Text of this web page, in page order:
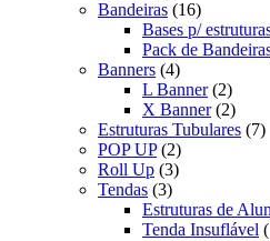
Bandeiras (16)
Bases p/
Pack de
Banners (4)
L Banner (2)
X Banner (2)
Estruturas Tubulares (7)
POP UP (2)
Roll Up (3)
Tendas (3)
Estruturas de
Tenda Insuflável